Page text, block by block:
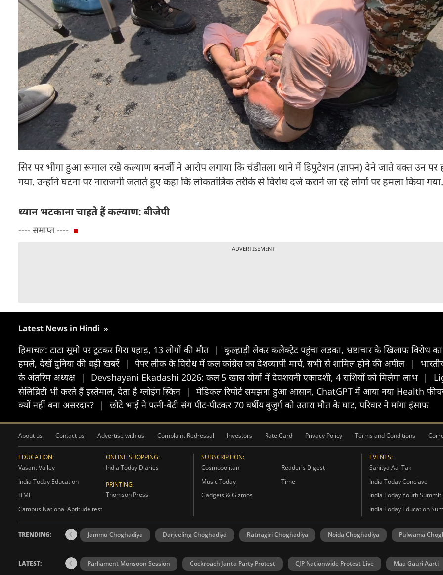
सिर पर भीगा हुआ रूमाल रखे कल्याण बनर्जी ने आरोप लगाया कि चंडीतला थाने में डिपुटेशन (ज्ञापन) देने जाते वक्त उन पर
गया. उन्होंने घटना पर नाराजगी जताते हुए कहा कि लोकतांत्रिक तरीके से विरोध दर्ज कराने जा रहे लोगों पर हमला किया गया.
ध्यान भटकाना चाहते हैं कल्याण: बीजेपी
---- समाप्त ----
ADVERTISEMENT
Latest News in Hindi »
हिमाचल: टाटा सूमो पर टूटकर गिरा पहाड़, 13 लोगों की मौत | कुल्हाड़ी लेकर कलेक्ट्रेट पहुंचा लड़का, भ्रष्टाचार के खिलाफ विरोध का
हमले, देखें दुुनिया की बड़ी खबरें | पेपर लीक के विरोध में कल कांग्रेस का देशव्यापी मार्च, सभी से शामिल होने की अपील |
के अंतरिम अध्यक्ष | Devshayani Ekadashi 2026: कल 5 खास योगों में देवशयनी एकादशी, 4 राशियों को मिलेगा लाभ |
सेलिब्रिटी भी करते हैं इस्तेमाल, देता है ग्लोइंग स्किन | मेडिकल रिपोर्ट समझना हुआ आसान, ChatGPT में आया नया Health
क्यों नहीं बना असरदार?
| छोटे भाई ने पत्नी-बेटी संग पीट-पीटकर 70 वर्षीय बुजुर्ग को उतारा मौत के घाट, परिवार ने मांगा इंसाफ
About us Contact us Advertise with us Complaint Redressal Investors Rate Card Privacy Policy Terms and Conditions
EDUCATION:
Vasant Valley
India Today Education
ITMI
Campus National Aptitude test
ONLINE SHOPPING:
India Today Diaries
PRINTING:
Thomson Press
SUBSCRIPTION:
Cosmopolitan
Reader's Digest
Music Today
Time
Gadgets & Gizmos
EVENTS:
Sahitya Aaj Tak
India Today Conclave
India Today Youth Summit
India Today Education
TRENDING: Jammu Choghadiya Darjeeling Choghadiya Ratnagiri Choghadiya Noida Choghadiya Pulwama
LATEST: Parliament Monsoon Session Cockroach Janta Party Protest CJP Nationwide Protest Live Maa Gauri Aarti